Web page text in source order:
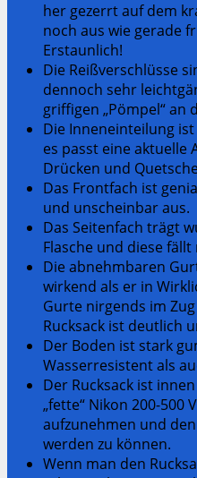
her gezerrt auf dem
noch aus wie gerade
Erstaunlich!
Die Reißverschlüsse
dennoch sehr
griffigen „Pömpel“ an
Die Inneneinteilung
es passt eine
Drücken und
Das Frontfach ist
und unscheinbar aus.
Das Seitenfach trägt
Flasche und diese
Die abnehmbaren
wirkend als er in
Gurte nirgends im
Rucksack ist deutlich
Der Boden ist stark
Wasserresistent als
Der Rucksack ist
„fette“ Nikon 200-500
aufzunehmen und
werden zu können.
Wenn man den